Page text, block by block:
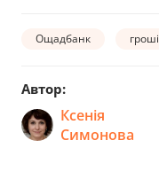
Ощадбанк гроші
Автор:
Ксенія
Симонова